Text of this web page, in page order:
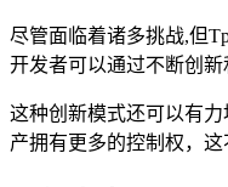
尽管面临着诸多挑战,但
开发者可以通过不断创
这种创新模式还可以有
产拥有更多的控制权，